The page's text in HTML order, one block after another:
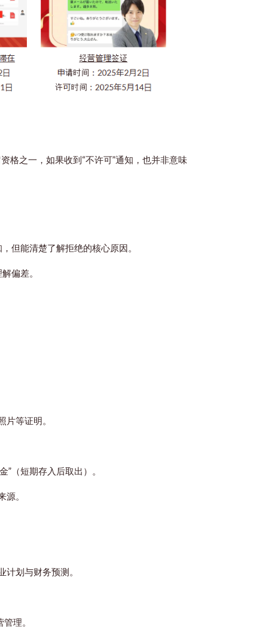
格之一，如果收到“不许可”通知，也并非意味
但能清楚了解拒绝的核心原因。
偏差。
等证明。
（短期存入后取出）。
。
划与财务预测。
理。